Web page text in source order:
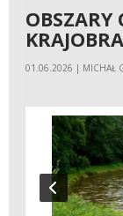
OBSZARY
01.06.2026 | MICHAŁ